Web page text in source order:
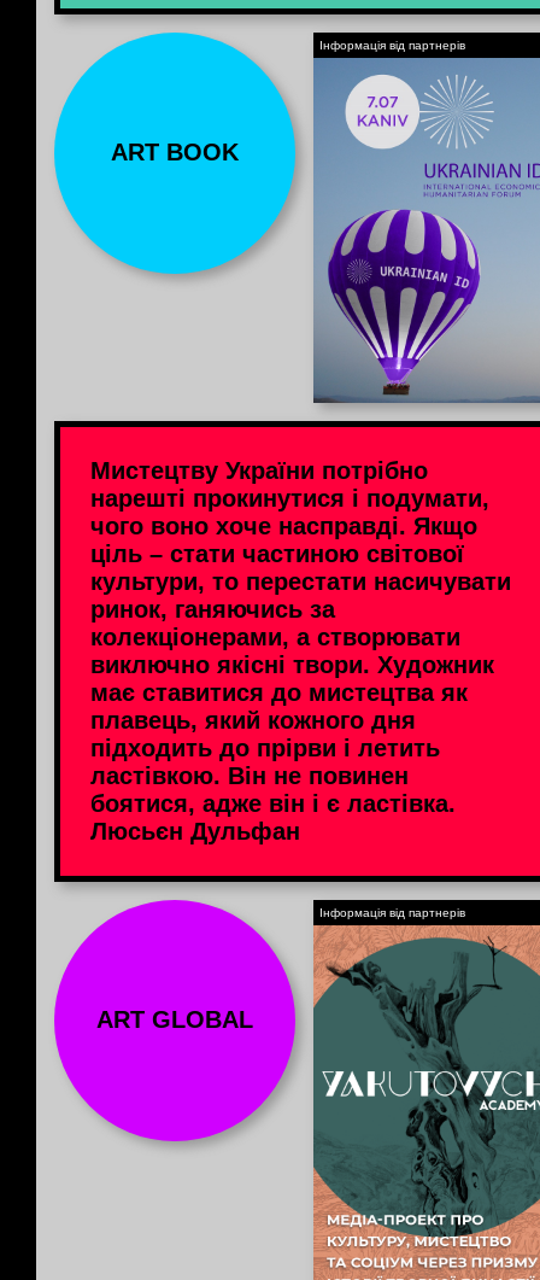
ART BOOK
Інформація від партнерів
Мистецтву України потрібно
нарешті прокинутися і подумати,
чого воно хоче насправді. Якщо
ціль – стати частиною світової
культури, то перестати насичувати
ринок, ганяючись за
колекціонерами, а створювати
виключно якісні твори. Художник
має ставитися до мистецтва як
плавець, який кожного дня
підходить до прірви і летить
ластівкою. Він не повинен
боятися, адже він і є ластівка.
Люсьєн Дульфан
ART GLOBAL
Інформація від партнерів